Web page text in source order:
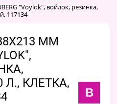
"Voylok", войлок, резинка,
117134
ММ
Л., КЛЕТКА,
B